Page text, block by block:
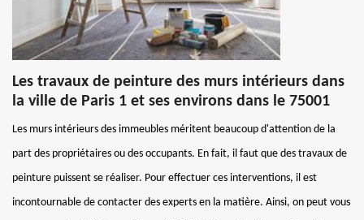
Les travaux de peinture des murs intérieurs dans
la ville de Paris 1 et ses environs dans le 75001
Les murs intérieurs des immeubles méritent beaucoup d'attention de la
part des propriétaires ou des occupants. En fait, il faut que des travaux de
peinture puissent se réaliser. Pour effectuer ces interventions, il est
incontournable de contacter des experts en la matière. Ainsi, on peut vous